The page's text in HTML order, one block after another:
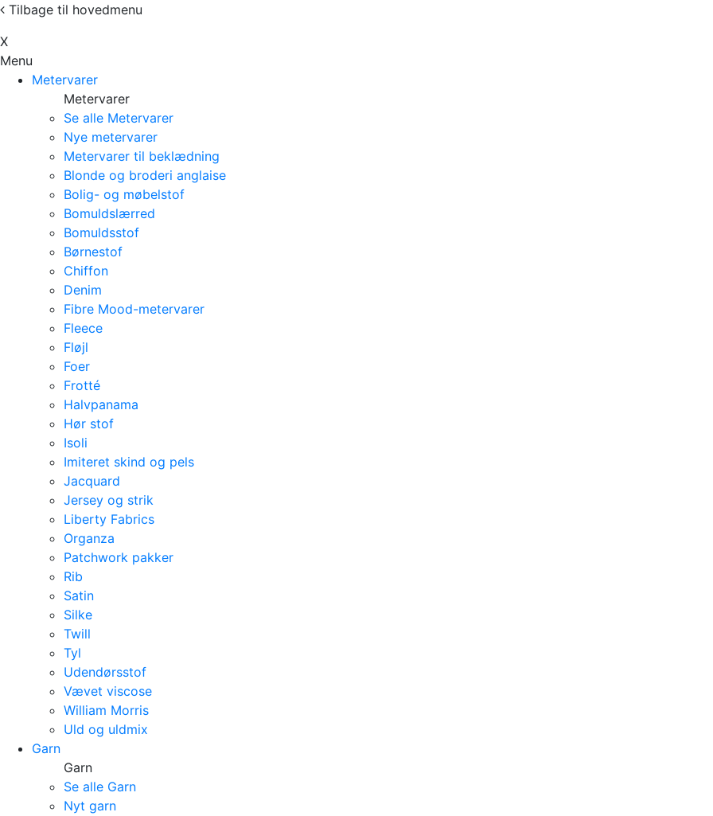
Tilbage til hovedmenu
Х
Menu
Metervarer
Metervarer
Se alle Metervarer
Nye metervarer
Metervarer til beklædning
Blonde og broderi anglaise
Bolig- og møbelstof
Bomuldslærred
Bomuldsstof
Børnestof
Chiffon
Denim
Fibre Mood-metervarer
Fleece
Fløjl
Foer
Frotté
Halvpanama
Hør stof
Isoli
Imiteret skind og pels
Jacquard
Jersey og strik
Liberty Fabrics
Organza
Patchwork pakker
Rib
Satin
Silke
Twill
Tyl
Udendørsstof
Vævet viscose
William Morris
Uld og uldmix
Garn
Garn
Se alle Garn
Nyt garn